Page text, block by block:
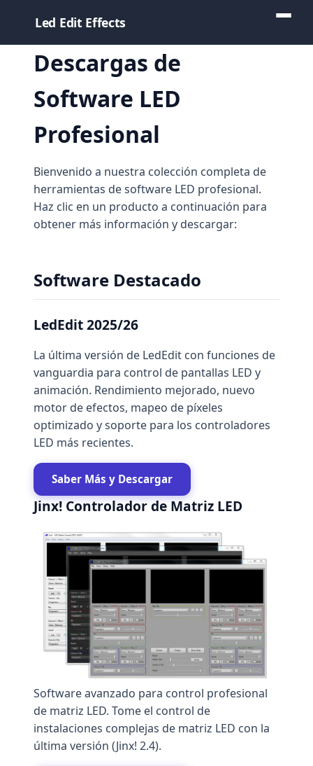
Led Edit Effects
Descargas de
Software LED
Profesional
Bienvenido a nuestra colección completa de
herramientas de software LED profesional.
Haz clic en un producto a continuación para
obtener más información y descargar:
Software Destacado
LedEdit 2025/26
La última versión de LedEdit con funciones de
vanguardia para control de pantallas LED y
animación. Rendimiento mejorado, nuevo
motor de efectos, mapeo de píxeles
optimizado y soporte para los controladores
LED más recientes.
Saber Más y Descargar
Jinx! Controlador de Matriz LED
Software avanzado para control profesional
de matriz LED. Tome el control de
instalaciones complejas de matriz LED con la
última versión (Jinx! 2.4).